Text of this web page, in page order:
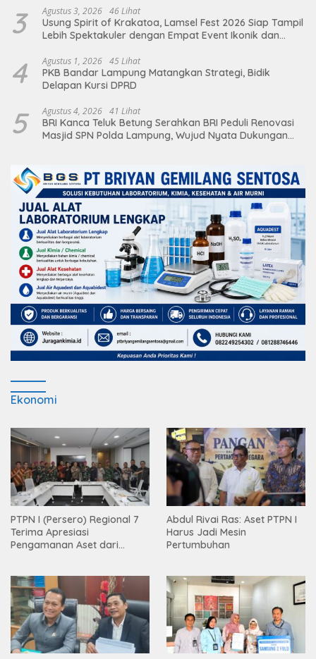
3 Agustus 3, 2026 46 Lihat
Usung Spirit of Krakatoa, Lamsel Fest 2026 Siap Tampil
Lebih Spektakuler dengan Empat Event Ikonik dan
4 Agustus 1, 2026 45 Lihat
PKB Bandar Lampung Matangkan Strategi, Bidik
Delapan Kursi DPRD
5 Agustus 4, 2026 41 Lihat
BRI Kanca Teluk Betung Serahkan BRI Peduli Renovasi
Masjid SPN Polda Lampung, Wujud Nyata Dukungan
Ekonomi
PTPN I (Persero) Regional 7
Terima Apresiasi
Pengamanan Aset dari
Abdul Rivai Ras: Aset PTPN I
Harus Jadi Mesin
Pertumbuhan